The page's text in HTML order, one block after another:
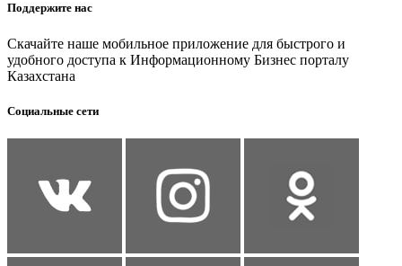
Поддержите нас
Скачайте наше мобильное приложение для быстрого и
удобного доступа к Информационному Бизнес порталу
Казахстана
Социальные сети